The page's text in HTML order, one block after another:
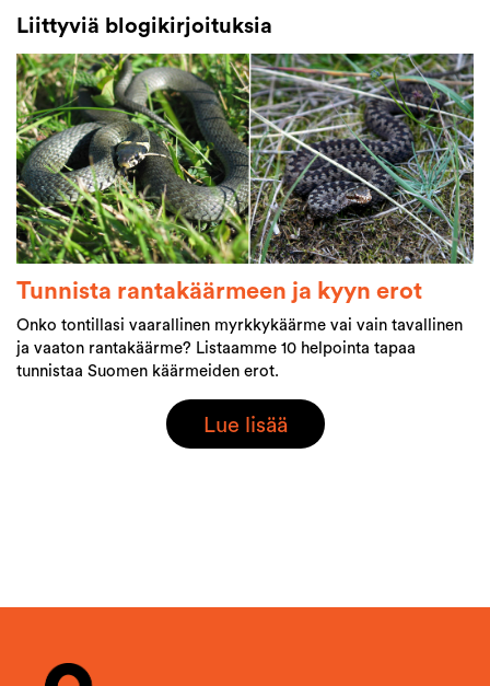
Liittyviä blogikirjoituksia
Tunnista rantakäärmeen ja kyyn erot
Onko tontillasi vaarallinen myrkkykäärme vai vain tavallinen
ja vaaton rantakäärme? Listaamme 10 helpointa tapaa
tunnistaa Suomen käärmeiden erot.
Lue lisää